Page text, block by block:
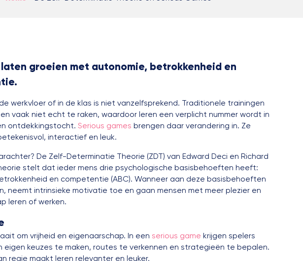
groeien met autonomie, betrokkenheid en
werkvloer of in de klas is niet vanzelfsprekend. Traditionele trainingen
vaak niet echt te raken, waardoor leren een verplicht nummer wordt in
ontdekkingstocht. Serious games brengen daar verandering in. Ze
interactief en leuk.
De Zelf-Determinatie Theorie (ZDT) van Edward Deci en Richard
stelt dat ieder mens drie psychologische basisbehoeften heeft:
en competentie (ABC). Wanneer aan deze basisbehoeften
neemt intrinsieke motivatie toe en gaan mensen met meer plezier en
leren of werken.
om vrijheid en eigenaarschap. In een serious game krijgen spelers
eigen keuzes te maken, routes te verkennen en strategieën te bepalen.
regie maakt leren relevanter en leuker.